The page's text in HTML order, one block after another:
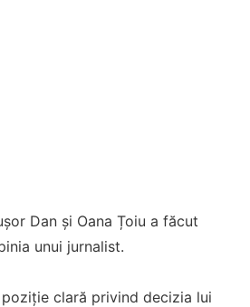
Dan și Oana Țoiu a făcut
unui jurnalist.
clară privind decizia lui